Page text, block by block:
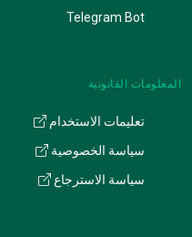
Telegram Bot
المعلومات القانونية
تعليمات الاستخدام
سياسة الخصوصية
سياسة الاسترجاع